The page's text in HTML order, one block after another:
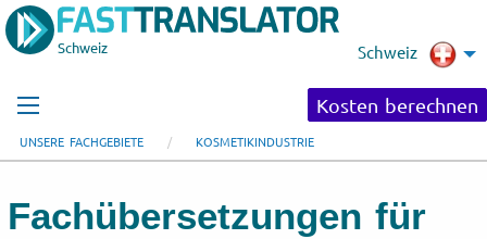
Schweiz Schweiz
Kosten berechnen
UNSERE FACHGEBIETE KOSMETIKINDUSTRIE
Fachübersetzungen für